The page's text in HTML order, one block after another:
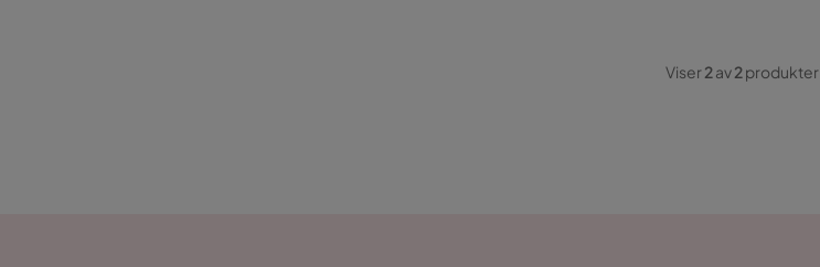
Viser2av2produkter